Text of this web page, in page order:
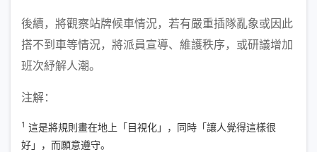
後續，將觀察站牌候車情況，若有嚴重插隊亂象或因此
搭不到車等情況，將派員宣導、維護秩序，或研議增加
班次紓解人潮。
注解：
1 這是將規則畫在地上「目視化」，同時「讓人覺得這樣很
好」，而願意遵守。